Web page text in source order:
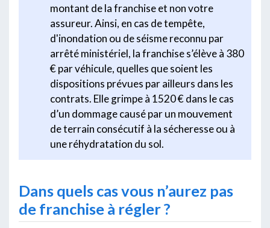
montant de la franchise et non votre
assureur. Ainsi, en cas de tempête,
d'inondation ou de séisme reconnu par
arrêté ministériel, la franchise s’élève à 380
€ par véhicule, quelles que soient les
dispositions prévues par ailleurs dans les
contrats. Elle grimpe à 1520 € dans le cas
d’un dommage causé par un mouvement
de terrain consécutif à la sécheresse ou à
une réhydratation du sol.
Dans quels cas vous n’aurez pas
de franchise à régler ?